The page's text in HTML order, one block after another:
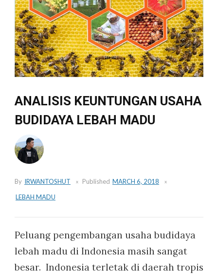
ANALISIS KEUNTUNGAN USAHA
BUDIDAYA LEBAH MADU
By IRWANTOSHUT Published MARCH 6, 2018
LEBAH MADU
Peluang pengembangan usaha budidaya
lebah madu di Indonesia masih sangat
besar. Indonesia terletak di daerah tropis